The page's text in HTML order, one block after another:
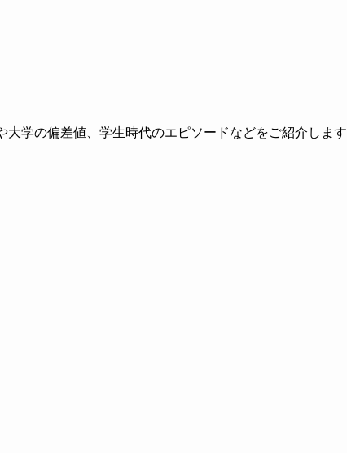
大学の偏差値、学生時代のエピソードなどをご紹介します